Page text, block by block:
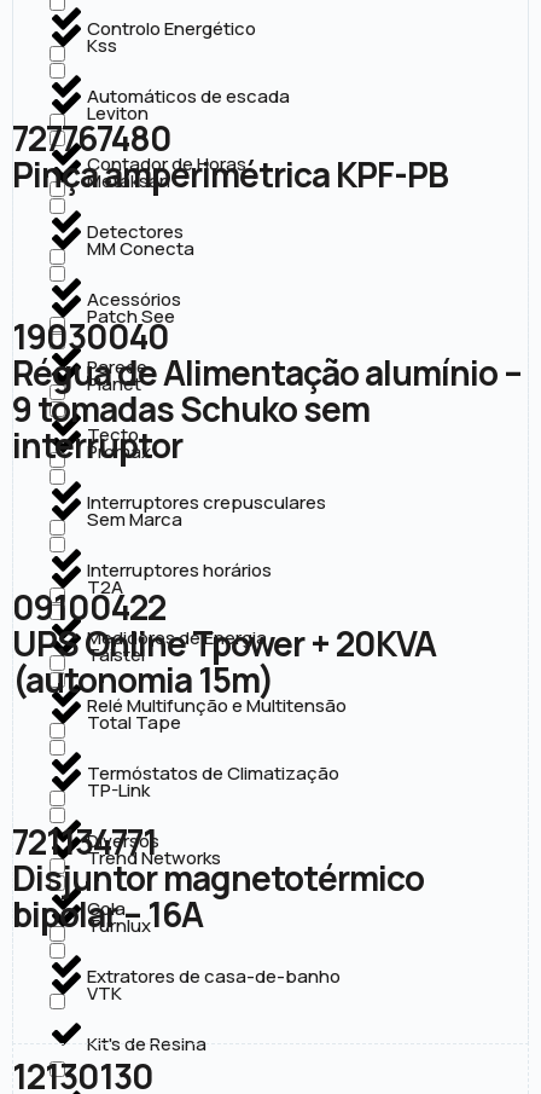
Controlo Energético
Automáticos de escada
Contador de Horas
Detectores
Acessórios
Parede
Tecto
Interruptores crepusculares
Interruptores horários
Medidores de Energia
Relé Multifunção e Multitensão
Termóstatos de Climatização
Diversos
Cola
Extratores de casa-de-banho
Kit's de Resina
Kss
Leviton
Metaksan
MM Conecta
Patch See
Planet
Promax
Sem Marca
T2A
Taistel
Total Tape
TP-Link
Trend Networks
Turnlux
VTK
727767480
Pinça amperimétrica KPF-PB
19030040
Régua de Alimentação alumínio –
9 tomadas Schuko sem
interruptor
09100422
UPS Online Tpower + 20KVA
(autonomia 15m)
721134771
Disjuntor magnetotérmico
bipolar – 16A
12130130